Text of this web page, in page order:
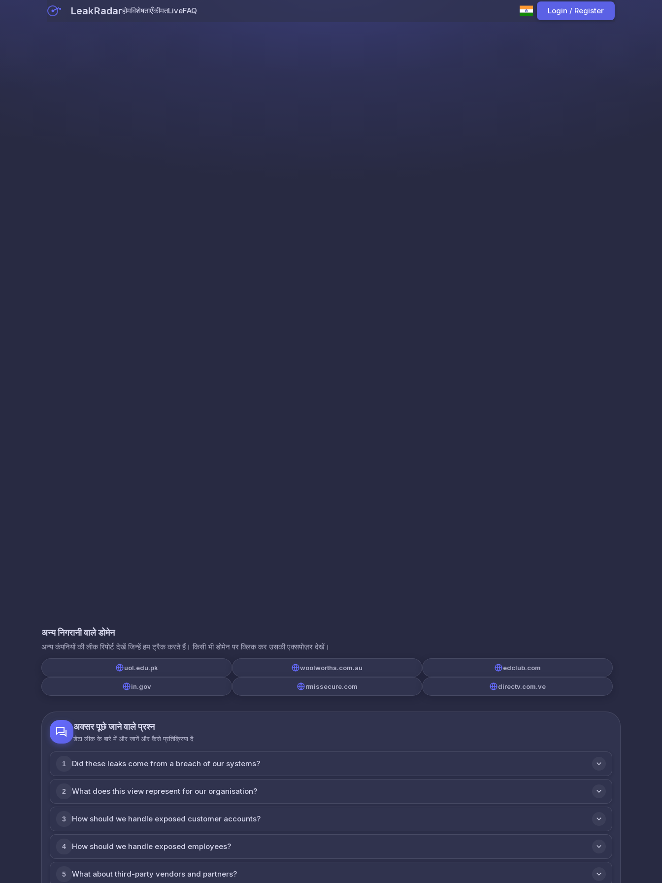
LeakRadarहोमविशेषताएँकीमतLiveFAQ Login / Register
अन्य निगरानी वाले डोमेन
अन्य कंपनियों की लीक रिपोर्ट देखें जिन्हें हम ट्रैक करते हैं। किसी भी डोमेन पर क्लिक कर उसकी एक्सपोज़र देखें।
uol.edu.pk woolworths.com.au edclub.com
in.gov rmissecure.com directv.com.ve
अक्सर पूछे जाने वाले प्रश्न
डेटा लीक के बारे में और जानें और कैसे प्रतिक्रिया दें
1 Did these leaks come from a breach of our systems?
2 What does this view represent for our organisation?
3 How should we handle exposed customer accounts?
4 How should we handle exposed employees?
5 What about third-party vendors and partners?